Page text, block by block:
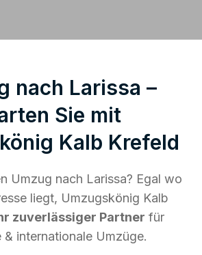
nach Larissa –
Sie mit
Kalb Krefeld
Umzug nach Larissa? Egal wo
liegt, Umzugskönig Kalb
zuverlässiger Partner für
& internationale Umzüge.